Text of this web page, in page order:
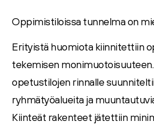
Oppimistiloissa tunnelma on
Erityistä huomiota kiinnitettiin
tekemisen
opetustilojen rinnalle
ryhmätyöalueita ja
Kiinteät rakenteet jätettiin